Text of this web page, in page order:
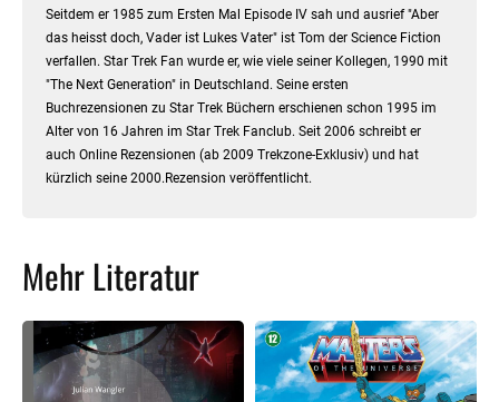
Seitdem er 1985 zum Ersten Mal Episode IV sah und ausrief "Aber
das heisst doch, Vader ist Lukes Vater" ist Tom der Science Fiction
verfallen. Star Trek Fan wurde er, wie viele seiner Kollegen, 1990 mit
"The Next Generation" in Deutschland. Seine ersten
Buchrezensionen zu Star Trek Büchern erschienen schon 1995 im
Alter von 16 Jahren im Star Trek Fanclub. Seit 2006 schreibt er
auch Online Rezensionen (ab 2009 Trekzone-Exklusiv) und hat
kürzlich seine 2000.Rezension veröffentlicht.
Mehr Literatur